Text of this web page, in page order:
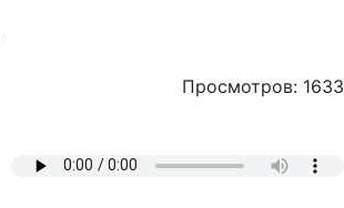
Просмотров: 1633